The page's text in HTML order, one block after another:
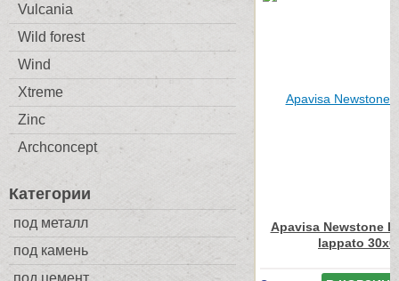
Vulcania
Wild forest
Wind
Xtreme
Zinc
Archconcept
Категории
под металл
под камень
под цемент
Apavisa Newstone
lappato